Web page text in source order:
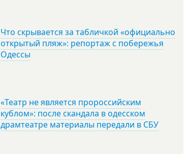
Что скрывается за табличкой «официально
открытый пляж»: репортаж с побережья
Одессы
«Театр не является пророссийским
кублом»: после скандала в одесском
драмтеатре материалы передали в СБУ